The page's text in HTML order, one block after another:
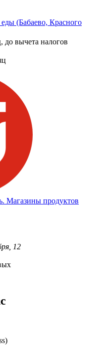
(Бабаево, Красного
до вычета налогов
Магазины продуктов
12